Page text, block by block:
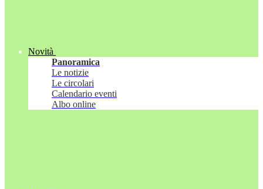
Novità
Panoramica
Le notizie
Le circolari
Calendario eventi
Albo online